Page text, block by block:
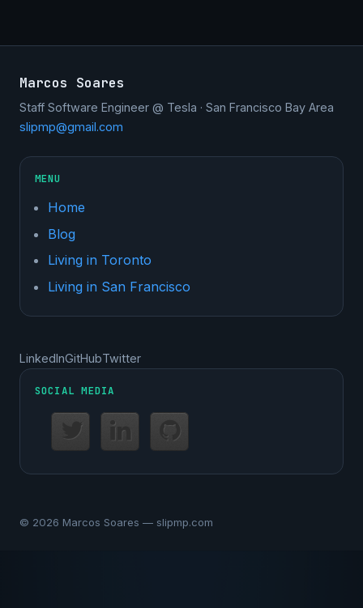
Marcos Soares
Staff Software Engineer @ Tesla · San Francisco Bay Area
slipmp@gmail.com
MENU
Home
Blog
Living in Toronto
Living in San Francisco
LinkedInGitHubTwitter
SOCIAL MEDIA
© 2026 Marcos Soares — slipmp.com